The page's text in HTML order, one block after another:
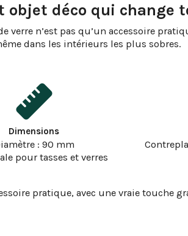
objet déco qui change
verre n’est pas qu’un accessoire
dans les intérieurs les plus sobres.
Dimensions
: 90 mm
pour tasses et verres
pratique, avec une vraie touche